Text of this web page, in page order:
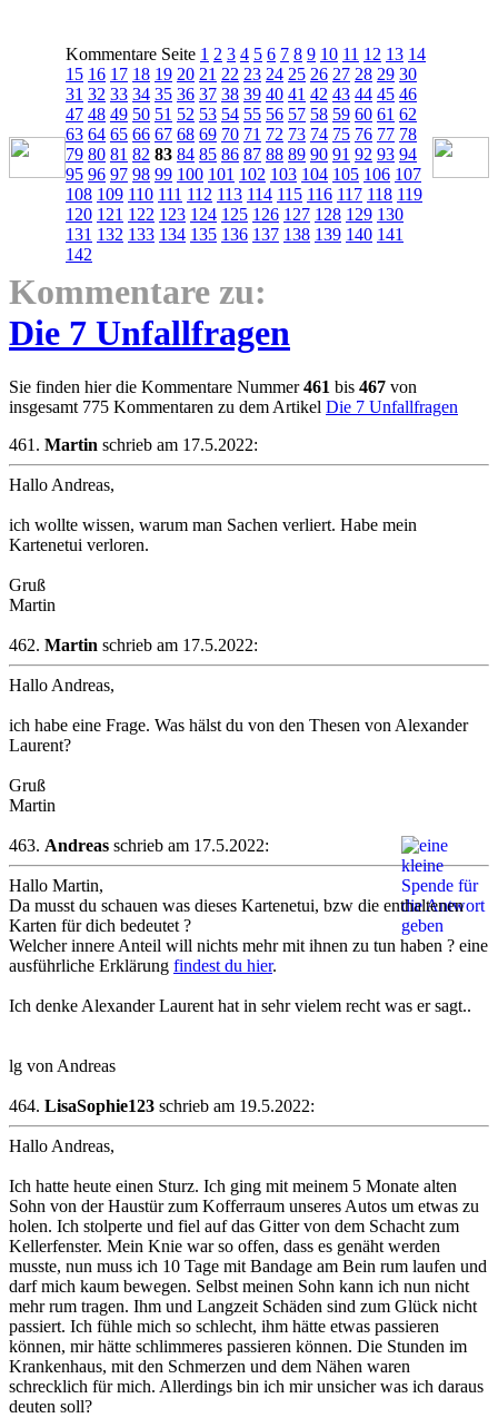
Kommentare Seite 1 2 3 4 5 6 7 8 9 10 11 12 13 14
15 16 17 18 19 20 21 22 23 24 25 26 27 28 29 30
31 32 33 34 35 36 37 38 39 40 41 42 43 44 45 46
47 48 49 50 51 52 53 54 55 56 57 58 59 60 61 62
63 64 65 66 67 68 69 70 71 72 73 74 75 76 77 78
79 80 81 82 83 84 85 86 87 88 89 90 91 92 93 94
95 96 97 98 99 100 101 102 103 104 105 106 107
108 109 110 111 112 113 114 115 116 117 118 119
120 121 122 123 124 125 126 127 128 129 130
131 132 133 134 135 136 137 138 139 140 141
142
Kommentare zu:
Die 7 Unfallfragen
Sie finden hier die Kommentare Nummer461 bis 467 von
insgesamt 775 Kommentaren zu dem Artikel Die 7 Unfallfragen
461. Martin schrieb am 17.5.2022:
Hallo Andreas,
ich wollte wissen, warum man Sachen verliert. Habe mein
Kartenetui verloren.
Gruß
Martin
462. Martin schrieb am 17.5.2022:
Hallo Andreas,
ich habe eine Frage. Was hälst du von den Thesen von Alexander
Laurent?
Gruß
Martin
463. Andreas schrieb am 17.5.2022:
Hallo Martin,
Da musst du schauen was dieses Kartenetui, bzw die enthaltenen
Karten für dich bedeutet ?
Welcher innere Anteil will nichts mehr mit ihnen zu tun haben ? eine
ausführliche Erklärung findest du hier.
Ich denke Alexander Laurent hat in sehr vielem recht was er sagt..
lg von Andreas
464. LisaSophie123 schrieb am 19.5.2022:
Hallo Andreas,
Ich hatte heute einen Sturz. Ich ging mit meinem 5 Monate alten
Sohn von der Haustür zum Kofferraum unseres Autos um etwas zu
holen. Ich stolperte und fiel auf das Gitter von dem Schacht zum
Kellerfenster. Mein Knie war so offen, dass es genäht werden
musste, nun muss ich 10 Tage mit Bandage am Bein rum laufen und
darf mich kaum bewegen. Selbst meinen Sohn kann ich nun nicht
mehr rum tragen. Ihm und Langzeit Schäden sind zum Glück nicht
passiert. Ich fühle mich so schlecht, ihm hätte etwas passieren
können, mir hätte schlimmeres passieren können. Die Stunden im
Krankenhaus, mit den Schmerzen und dem Nähen waren
schrecklich für mich. Allerdings bin ich mir unsicher was ich daraus
deuten soll?